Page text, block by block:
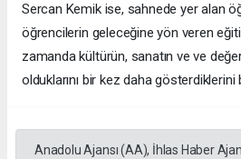
Sercan Kemik ise, sahnede yer alan
öğrencilerin geleceğine yön veren
zamanda kültürün, sanatın ve ve
olduklarını bir kez daha gösterdiklerini
Anadolu Ajansı (AA), İhlas Haber